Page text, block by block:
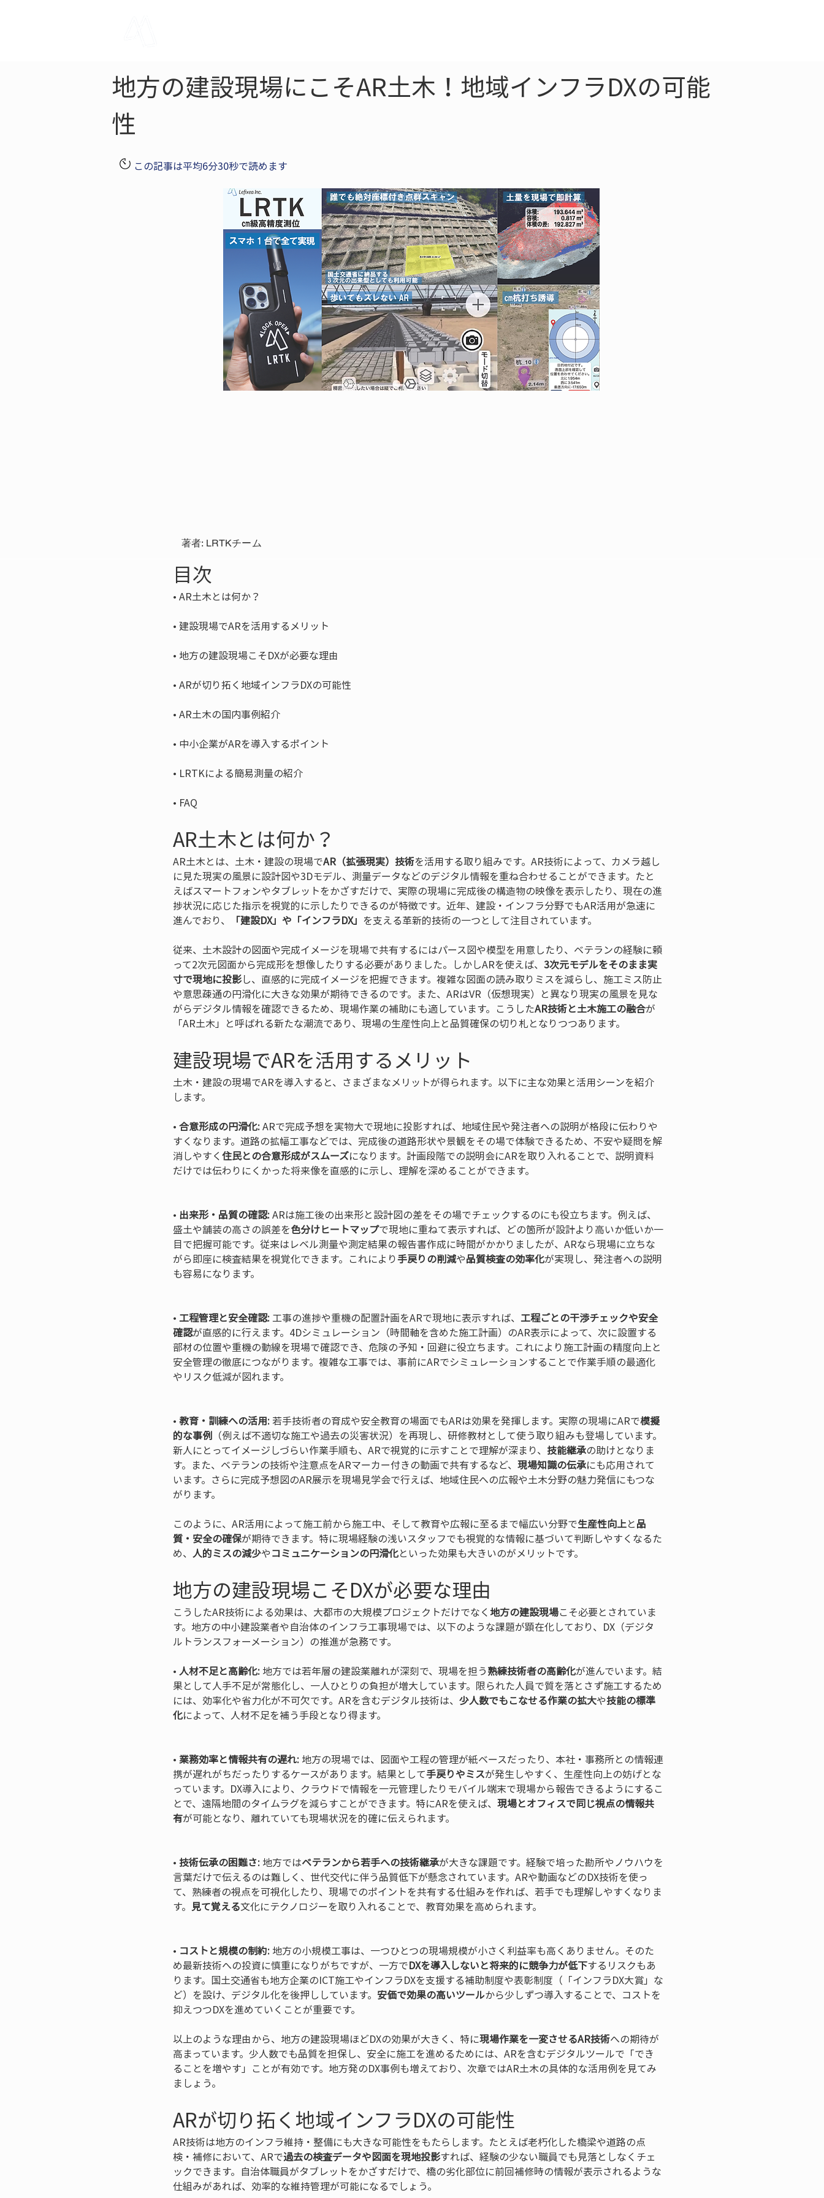
地方の建設現場にこそAR土木！地域インフラDXの可能
性
この記事は平均6分30秒で読めます
著者: LRTKチーム
目次
•
•
•
•
•
•
•
• FAQ
AR土木とは何か？
AR土木とは、土木・建設の現場でAR（拡張現実）技術を活用する取り組みです。AR技術によって、カメラ越し
に見た現実の風景に設計図や3Dモデル、測量データなどのデジタル情報を重ね合わせることができます。たと
えばスマートフォンやタブレットをかざすだけで、実際の現場に完成後の構造物の映像を表示したり、現在の進
捗状況に応じた指示を視覚的に示したりできるのが特徴です。近年、建設・インフラ分野でもAR活用が急速に
進んでおり、
「建設DX」や「インフラDX」 を支える革新的技術の一つとして注目されています。
従来、土木設計の図面や完成イメージを現場で共有するにはパース図や模型を用意したり、ベテランの経験に頼
って2次元図面から完成形を想像したりする必要がありました。しかしARを使えば、 3次元モデルをそのまま実
寸で現地に投影し、直感的に完成イメージを把握できます。複雑な図面の読み取りミスを減らし、施工ミス防止
や意思疎通の円滑化に大きな効果が期待できるのです。また、ARはVR（仮想現実）と異なり現実の風景を見な
がらデジタル情報を確認できるため、現場作業の補助にも適しています。こうしたAR技術と土木施工の融合が
「AR土木」と呼ばれる新たな潮流であり、現場の生産性向上と品質確保の切り札となりつつあります。
建設現場でARを活用するメリット
土木・建設の現場でARを導入すると、さまざまなメリットが得られます。以下に主な効果と活用シーンを紹介
します。
• 合意形成の円滑化: ARで完成予想を実物大で現地に投影すれば、地域住民や発注者への説明が格段に伝わりや
すくなります。道路の拡幅工事などでは、完成後の道路形状や景観をその場で体験できるため、不安や疑問を解
消しやすく住民との合意形成がスムーズになります。計画段階での説明会にARを取り入れることで、説明資料
だけでは伝わりにくかった将来像を直感的に示し、理解を深めることができます。
• 出来形・品質の確認: ARは施工後の出来形と設計図の差をその場でチェックするのにも役立ちます。例えば、
盛土や舗装の高さの誤差を色分けヒートマップで現地に重ねて表示すれば、どの箇所が設計より高いか低いか一
目で把握可能です。従来はレベル測量や測定結果の報告書作成に時間がかかりましたが、ARなら現場に立ちな
がら即座に検査結果を視覚化できます。これにより手戻りの削減や品質検査の効率化が実現し、発注者への説明
も容易になります。
• 工程管理と安全確認: 工事の進捗や重機の配置計画をARで現地に表示すれば、 工程ごとの干渉チェックや安全
確認が直感的に行えます。4Dシミュレーション（時間軸を含めた施工計画）のAR表示によって、次に設置する
部材の位置や重機の動線を現場で確認でき、危険の予知・回避に役立ちます。これにより施工計画の精度向上と
安全管理の徹底につながります。複雑な工事では、事前にARでシミュレーションすることで作業手順の最適化
やリスク低減が図れます。
• 教育・訓練への活用: 若手技術者の育成や安全教育の場面でもARは効果を発揮します。実際の現場にARで模擬
的な事例 （例えば不適切な施工や過去の災害状況）を再現し、研修教材として使う取り組みも登場しています。
新人にとってイメージしづらい作業手順も、ARで視覚的に示すことで理解が深まり、 技能継承の助けとなりま
す。また、ベテランの技術や注意点をARマーカー付きの動画で共有するなど、 現場知識の伝承にも応用されて
います。さらに完成予想図のAR展示を現場見学会で行えば、地域住民への広報や土木分野の魅力発信にもつな
がります。
このように、AR活用によって施工前から施工中、そして教育や広報に至るまで幅広い分野で生産性向上と品
質・安全の確保が期待できます。特に現場経験の浅いスタッフでも視覚的な情報に基づいて判断しやすくなるた
め、 人的ミスの減少やコミュニケーションの円滑化といった効果も大きいのがメリットです。
地方の建設現場こそDXが必要な理由
こうしたAR技術による効果は、大都市の大規模プロジェクトだけでなく地方の建設現場こそ必要とされていま
す。地方の中小建設業者や自治体のインフラ工事現場では、以下のような課題が顕在化しており、DX（デジタ
ルトランスフォーメーション）の推進が急務です。
• 人材不足と高齢化: 地方では若年層の建設業離れが深刻で、現場を担う熟練技術者の高齢化が進んでいます。結
果として人手不足が常態化し、一人ひとりの負担が増大しています。限られた人員で質を落とさず施工するため
には、効率化や省力化が不可欠です。ARを含むデジタル技術は、 少人数でもこなせる作業の拡大や技能の標準
化によって、人材不足を補う手段となり得ます。
• 業務効率と情報共有の遅れ: 地方の現場では、図面や工程の管理が紙ベースだったり、本社・事務所との情報連
携が遅れがちだったりするケースがあります。結果として手戻りやミスが発生しやすく、生産性向上の妨げとな
っています。DX導入により、クラウドで情報を一元管理したりモバイル端末で現場から報告できるようにするこ
とで、遠隔地間のタイムラグを減らすことができます。特にARを使えば、 現場とオフィスで同じ視点の情報共
有が可能となり、離れていても現場状況を的確に伝えられます。
• 技術伝承の困難さ: 地方ではベテランから若手への技術継承が大きな課題です。経験で培った勘所やノウハウを
言葉だけで伝えるのは難しく、世代交代に伴う品質低下が懸念されています。ARや動画などのDX技術を使っ
て、熟練者の視点を可視化したり、現場でのポイントを共有する仕組みを作れば、若手でも理解しやすくなりま
す。 見て覚える文化にテクノロジーを取り入れることで、教育効果を高められます。
• コストと規模の制約: 地方の小規模工事は、一つひとつの現場規模が小さく利益率も高くありません。そのた
め最新技術への投資に慎重になりがちですが、一方でDXを導入しないと将来的に競争力が低下するリスクもあ
ります。国土交通省も地方企業のICT施工やインフラDXを支援する補助制度や表彰制度（「インフラDX大賞」な
ど）を設け、デジタル化を後押ししています。 安価で効果の高いツールから少しずつ導入することで、コストを
抑えつつDXを進めていくことが重要です。
以上のような理由から、地方の建設現場ほどDXの効果が大きく、特に現場作業を一変させるAR技術への期待が
高まっています。少人数でも品質を担保し、安全に施工を進めるためには、ARを含むデジタルツールで「でき
ることを増やす」ことが有効です。地方発のDX事例も増えており、次章ではAR土木の具体的な活用例を見てみ
ましょう。
ARが切り拓く地域インフラDXの可能性
AR技術は地方のインフラ維持・整備にも大きな可能性をもたらします。たとえば老朽化した橋梁や道路の点
検・補修において、ARで過去の検査データや図面を現地投影すれば、経験の少ない職員でも見落としなくチェ
ックできます。自治体職員がタブレットをかざすだけで、橋の劣化部位に前回補修時の情報が表示されるような
仕組みがあれば、効率的な維持管理が可能になるでしょう。